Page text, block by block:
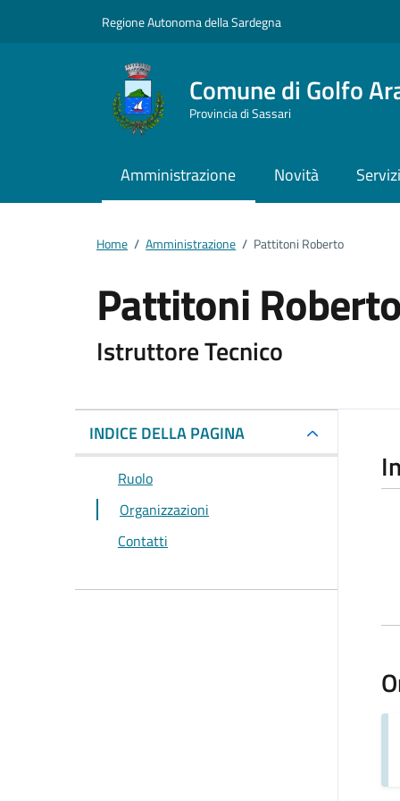
Regione Autonoma della Sardegna
Comune di Golfo
Provincia di Sassari
Amministrazione Novità
Home / Amministrazione / Pattitoni Roberto
Pattitoni
Dettagli della
Istruttore Tecnico
INDICE DELLA PAGINA
Ruolo
Organizzazioni
Contatti